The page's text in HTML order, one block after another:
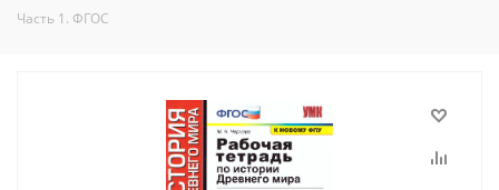
Часть 1. ФГОС